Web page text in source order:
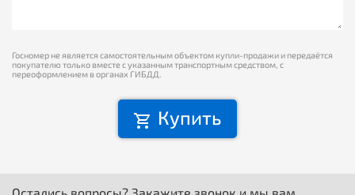
Госномер не является самостоятельным объектом купли-продажи и передаётся
покупателю только вместе с указанным транспортным средством, с
переоформлением в органах ГИБДД.
Купить